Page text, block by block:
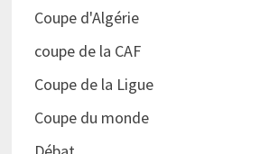
Coupe d'Algérie
coupe de la CAF
Coupe de la Ligue
Coupe du monde